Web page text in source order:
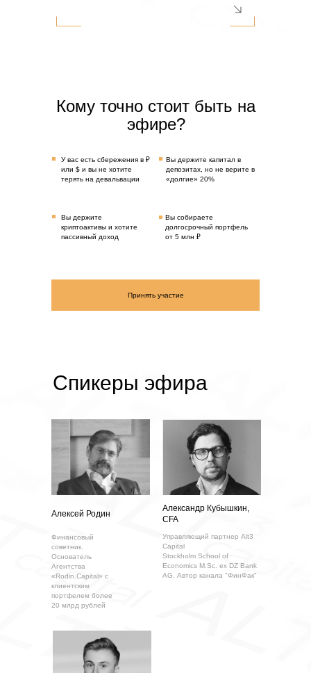
Кому точно стоит быть на
эфире?
Вы держите капитал в
депозитах, но не верите в
«долгие» 20%
Вы держите
криптоактивы и хотите
пассивный доход
У вас есть сбережения в ₽
или $ и вы не хотите
терять на девальвации
Вы собираете
долгосрочный портфель
от 5 млн ₽
Принять участие
Спикеры эфира
Александр Кубышкин,
CFA
Управляющий партнер Alt3
Capital
Stockholm School of
Economics M.Sc. ex DZ Bank
AG. Автор канала "ФинФак”
Алексей Родин
Финансовый
советник.
Основатель
Агентства
«Rodin.Capital» с
клиентским
портфелем более
20 млрд рублей